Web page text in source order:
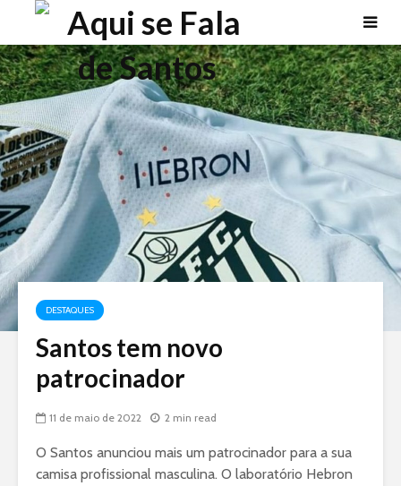
DESTAQUES
Santos tem novo
patrocinador
11 de maio de 2022 2 min read
O Santos anunciou mais um patrocinador para a sua
camisa profissional masculina. O laboratório Hebron